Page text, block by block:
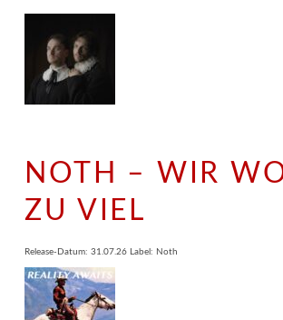
NOTH – WIR
ZU VIEL
Release-Datum: 31.07.26 Label: Noth